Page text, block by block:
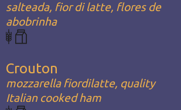
salteada, fior di latte, flores de
abobrinha
Crouton
mozzarella fiordilatte, quality
Italian cooked ham